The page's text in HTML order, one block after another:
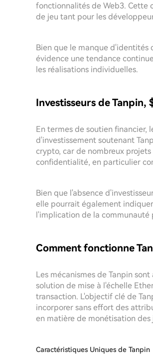
fonctionnalités de Web3. Cette
de jeu tant pour les
Bien que le manque d'identités
évidence une tendance
les réalisations individuelles.
Investisseurs de Tanpin,
En termes de soutien financier,
d'investissement soutenant
crypto, car de nombreux
confidentialité, en particulier
Bien que l'absence
elle pourrait également
l'implication de la communauté
Comment fonctionne
Les mécanismes de Tanpin
solution de mise à l'échelle
transaction. L'objectif clé de
incorporer sans effort des
en matière de monétisation
Caractéristiques Uniques de Tanpin